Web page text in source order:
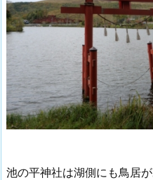
池の平神社は湖側にも鳥居